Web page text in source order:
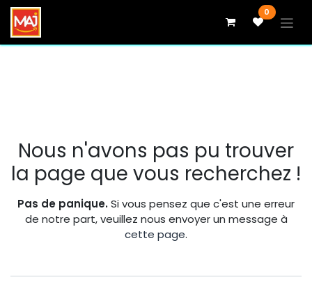
Se rendre au contenu 0
Erreur 404
Nous n'avons pas pu trouver
la page que vous recherchez !
Pas de panique.Si vous pensez que c'est une erreur
de notre part, veuillez nous envoyer un message à
cette page.